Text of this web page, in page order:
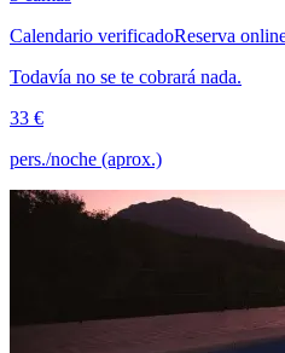
Calendario verificadoReserva
Todavía no se te cobrará nada.
33 €
pers./noche (aprox.)